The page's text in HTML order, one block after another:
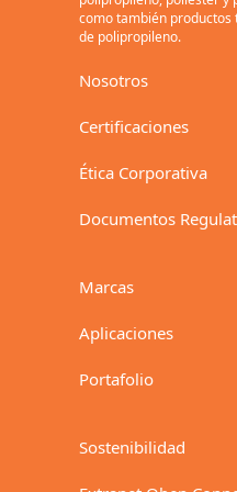
como también
de polipropileno.
Nosotros
Certificaciones
Ética Corporativa
Documentos
Marcas
Aplicaciones
Portafolio
Sostenibilidad